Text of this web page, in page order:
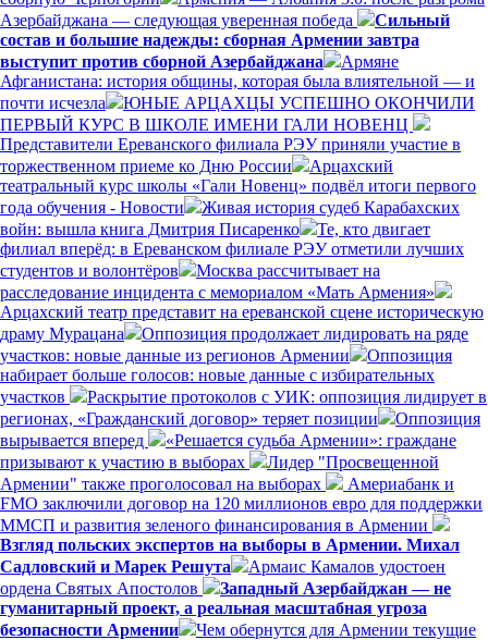
Азербайджана — следующая уверенная победа
Сильный
состав и большие надежды: сборная Армении завтра
выступит против сборной Азербайджана
Армяне
Афганистана: история общины, которая была влиятельной — и
почти исчезла
ЮНЫЕ АРЦАХЦЫ УСПЕШНО ОКОНЧИЛИ
ПЕРВЫЙ КУРС В ШКОЛЕ ИМЕНИ ГАЛИ НОВЕНЦ
Представители Ереванского филиала РЭУ приняли участие в
торжественном приеме ко Дню России
Арцахский
театральный курс школы «Гали Новенц» подвёл итоги первого
года обучения - Новости
Живая история судеб Карабахских
войн: вышла книга Дмитрия Писаренко
Те, кто двигает
филиал вперёд: в Ереванском филиале РЭУ отметили лучших
студентов и волонтёров
Москва рассчитывает на
расследование инцидента с мемориалом «Мать Армения»
Арцахский театр представит на ереванской сцене историческую
драму Мурацана
Оппозиция продолжает лидировать на ряде
участков: новые данные из регионов Армении
Оппозиция
набирает больше голосов: новые данные с избирательных
участков
Раскрытие протоколов с УИК: оппозиция лидирует в
регионах, «Гражданский договор» теряет позиции
Оппозиция
вырывается вперед
«Решается судьба Армении»: граждане
призывают к участию в выборах
Лидер "Просвещенной
Армении" также проголосовал на выборах
Америабанк и
FMO заключили договор на 120 миллионов евро для поддержки
ММСП и развития зеленого финансирования в Армении
Взгляд польских экспертов на выборы в Армении. Михал
Садловский и Марек Решута
Армаис Камалов удостоен
ордена Святых Апостолов
Западный Азербайджан — не
гуманитарный проект, а реальная масштабная угроза
безопасности Армении
Чем обернутся для Армении текущие